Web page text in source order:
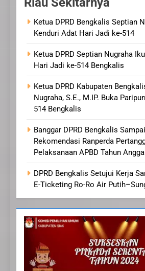
Ketua DPRD Bengkalis Septian
Kenduri Adat Hari Jadi ke-514
Ketua DPRD Septian Nugraha
Hari Jadi ke-514 Bengkalis
Ketua DPRD Kabupaten
Nugraha, S.E., M.IP. Buka
514 Bengkalis
Banggar DPRD Bengkalis
Rekomendasi Ranperda
Pelaksanaan APBD Tahun
DPRD Bengkalis Setujui Kerja
E-Ticketing Ro-Ro Air